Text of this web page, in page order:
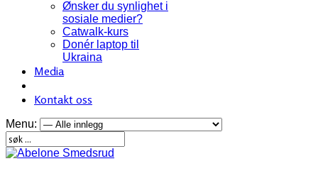
Ønsker du synlighet i
sosiale medier?
Catwalk-kurs
Donér laptop til
Ukraina
Media
Kontakt oss
Menu: